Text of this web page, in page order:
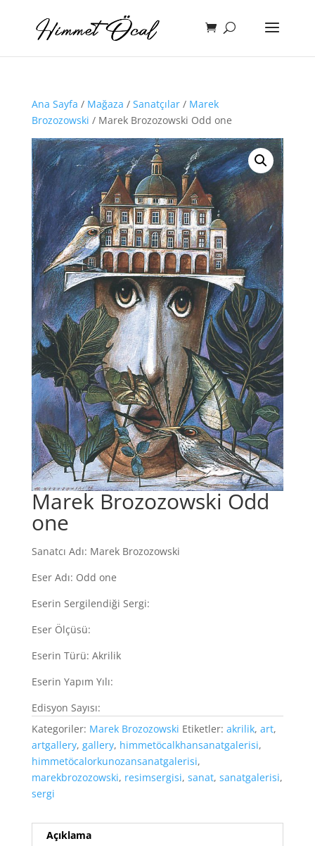
Ana Sayfa / Mağaza / Sanatçılar/ Marek
Brozozowski / Marek Brozozowski Odd one
Marek Brozozowski Odd
one
Sanatcı Adı: Marek Brozozowski
Eser Adı: Odd one
Eserin Sergilendiği Sergi:
Eser Ölçüsü:
Eserin Türü: Akrilik
Eserin Yapım Yılı:
Edisyon Sayısı:
Kategoriler: Marek Brozozowski Etiketler: akrilik, art,
artgallery, gallery, himmetöcalkhansanatgalerisi,
himmetöcalorkunozansanatgalerisi,
marekbrozozowski, resimsergisi, sanat, sanatgalerisi,
sergi
Açıklama